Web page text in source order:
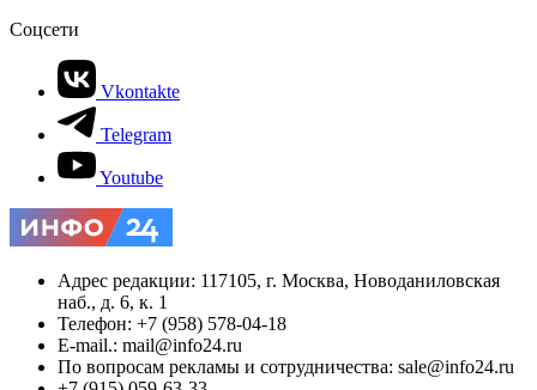
Соцсети
Vkontakte
Telegram
Youtube
Адрес редакции: 117105, г. Москва, Новоданиловская
наб., д. 6, к. 1
Телефон: +7 (958) 578-04-18
E-mail.: mail@info24.ru
По вопросам рекламы и сотрудничества: sale@info24.ru